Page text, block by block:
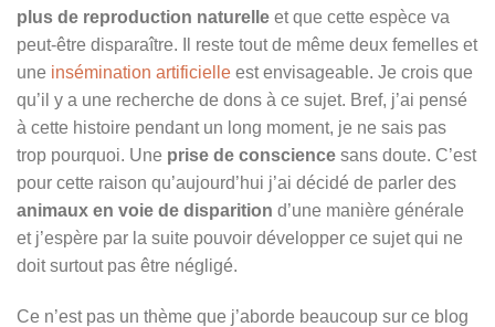
plus de reproduction naturelle et que cette espèce va
peut-être disparaître. Il reste tout de même deux femelles et
une insémination artificielle est envisageable. Je crois que
qu’il y a une recherche de dons à ce sujet. Bref, j’ai pensé
à cette histoire pendant un long moment, je ne sais pas
trop pourquoi. Une prise de conscience sans doute. C’est
pour cette raison qu’aujourd’hui j’ai décidé de parler des
animaux en voie de disparition d’une manière générale
et j’espère par la suite pouvoir développer ce sujet qui ne
doit surtout pas être négligé.
Ce n’est pas un thème que j’aborde beaucoup sur ce blog